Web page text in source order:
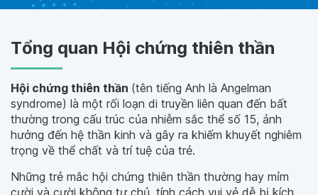
Tổng quan Hội chứng thiên thần
Hội chứng thiên thần (tên tiếng Anh là Angelman
syndrome) là một rối loạn di truyền liên quan đến bất
thường trong cấu trúc của nhiễm sắc thể số 15, ảnh
hưởng đến hệ thần kinh và gây ra khiếm khuyết nghiêm
trọng về thể chất và trí tuệ của trẻ.
Những trẻ mắc hội chứng thiên thần thường hay mỉm
cười và cười không tự chủ, tính cách vui vẻ dễ bị kích